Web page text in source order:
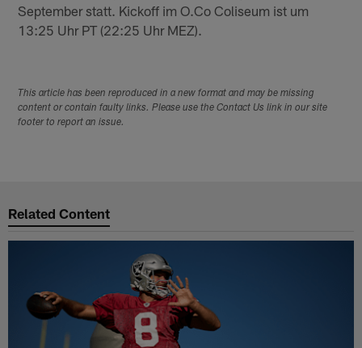
September statt. Kickoff im O.Co Coliseum ist um
13:25 Uhr PT (22:25 Uhr MEZ).
This article has been reproduced in a new format and may be missing
content or contain faulty links. Please use the Contact Us link in our site
footer to report an issue.
Related Content